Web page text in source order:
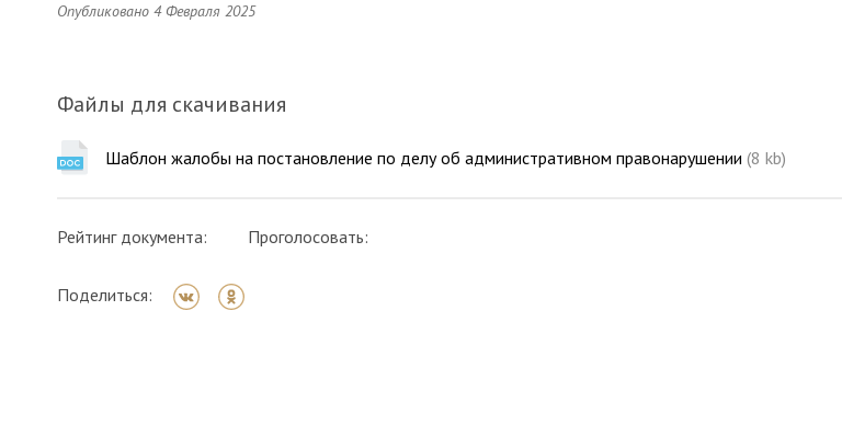
Опубликовано 4 Февраля 2025
Файлы для скачивания
Шаблон жалобы на постановление по делу об административном правонарушении (8 kb)
Рейтинг документа: Проголосовать:
Поделиться: